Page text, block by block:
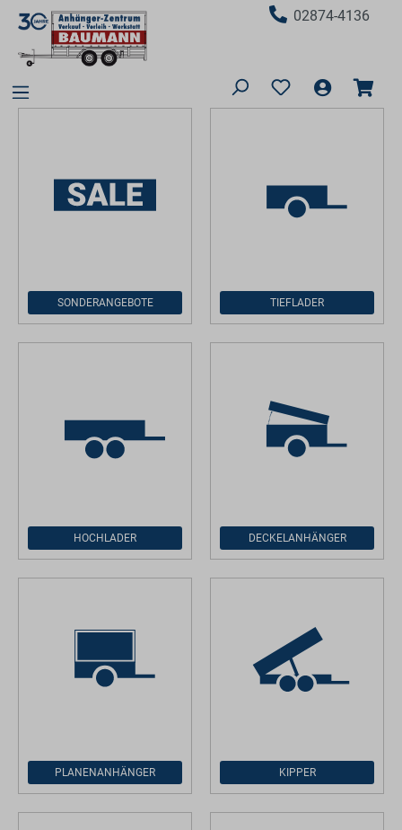
02874-4136
SONDERANGEBOTE TIEFLADER
HOCHLADER DECKELANHÄNGER
PLANENANHÄNGER KIPPER